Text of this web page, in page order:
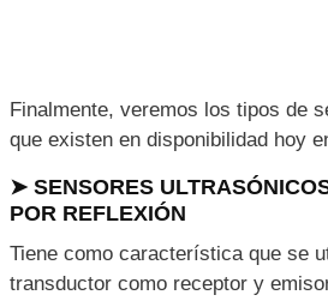
Finalmente, veremos los tipos de
que existen en disponibilidad hoy
➤ SENSORES
POR REFLEXIÓN
Tiene como característica que se
transductor como receptor y